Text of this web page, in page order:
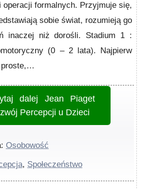
ope­racji formalnych. Przyjmuje się,
sobie świat, rozumieją go
inaczej niż dorośli. Stadium 1 :
(0 – 2 lata). Najpierw
proste,…
dalej Jean Piaget
Percepcji u Dzieci
Osobowość
, Społeczeństwo